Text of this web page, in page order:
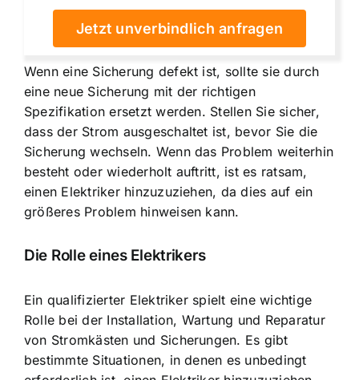
Jetzt unverbindlich anfragen
Wenn eine Sicherung defekt ist, sollte sie durch
eine neue Sicherung mit der richtigen
Spezifikation ersetzt werden. Stellen Sie sicher,
dass der Strom ausgeschaltet ist, bevor Sie die
Sicherung wechseln. Wenn das Problem weiterhin
besteht oder wiederholt auftritt, ist es ratsam,
einen Elektriker hinzuzuziehen, da dies auf ein
größeres Problem hinweisen kann.
Die Rolle eines Elektrikers
Ein qualifizierter Elektriker spielt eine wichtige
Rolle bei der Installation, Wartung und Reparatur
von Stromkästen und Sicherungen. Es gibt
bestimmte Situationen, in denen es unbedingt